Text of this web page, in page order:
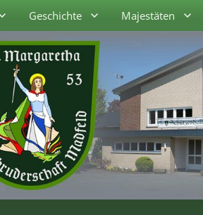
Geschichte Majestäten